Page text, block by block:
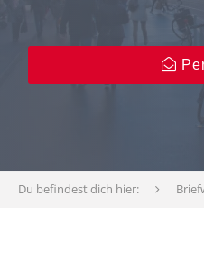
Du befindest dich hier: